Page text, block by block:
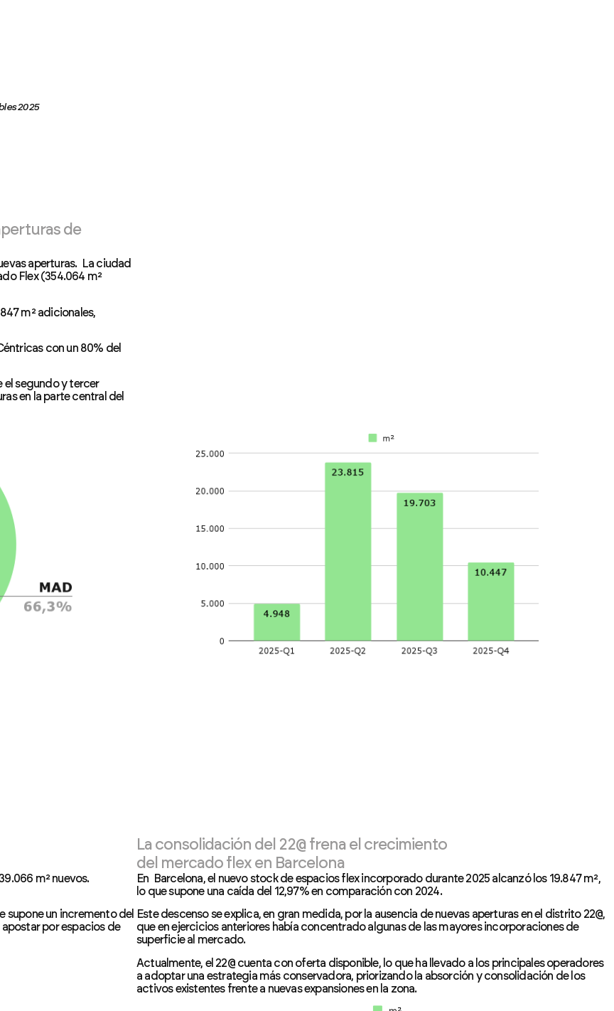
2025
de
aperturas. La ciudad
Flex (354.064 m²
m² adicionales,
con un 80% del
el segundo y tercer
en la parte central del
m² nuevos.
supone un incremento del
por espacios de
La consolidación del 22@ frena el crecimiento
del mercado flex en Barcelona
En Barcelona, el nuevo stock de espacios flex incorporado durante 2025 alcanzó los 19.847 m²,
lo que supone una caída del 12,97% en comparación con 2024.
Este descenso se explica, en gran medida, por la ausencia de nuevas aperturas en el distrito 22@,
que en ejercicios anteriores había concentrado algunas de las mayores incorporaciones de
superficie al mercado.
Actualmente, el 22@ cuenta con oferta disponible, lo que ha llevado a los principales operadores
a adoptar una estrategia más conservadora, priorizando la absorción y consolidación de los
activos existentes frente a nuevas expansiones en la zona.